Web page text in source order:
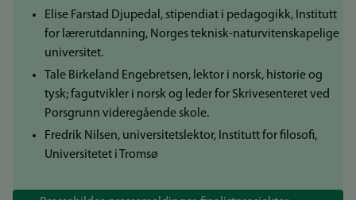
Elise Farstad Djupedal, stipendiat i pedagogikk, Institutt
for lærerutdanning, Norges teknisk-naturvitenskapelige
universitet.
Tale Birkeland Engebretsen, lektor i norsk, historie og
tysk; fagutvikler i norsk og leder for Skrivesenteret ved
Porsgrunn videregående skole.
Fredrik Nilsen, universitetslektor, Institutt for filosofi,
Universitetet i Tromsø